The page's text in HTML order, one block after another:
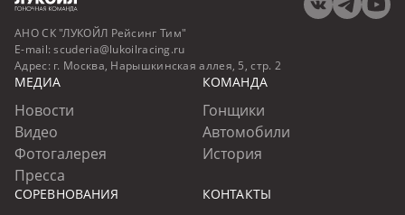
АНО СК "ЛУКОЙЛ Рейсинг Тим"
E-mail: scuderia@lukoilracing.ru
Адрес: г. Москва, Нарышкинская аллея, 5, стр. 2
МЕДИА
Новости
Видео
Фотогалерея
Пресса
КОМАНДА
Гонщики
Автомобили
История
СОРЕВНОВАНИЯ КОНТАКТЫ